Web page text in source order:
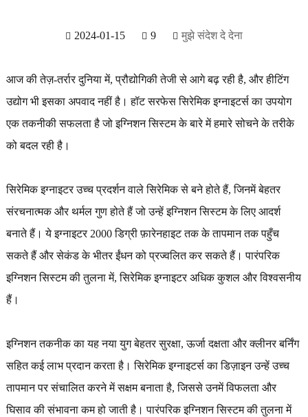
2024-01-15 9 मुझे संदेश दे देना
आज की तेज़-तर्रार दुनिया में, प्रौद्योगिकी तेजी से आगे बढ़ रही है, और हीटिंग
उद्योग भी इसका अपवाद नहीं है। हॉट सरफेस सिरेमिक इग्नाइटर्स का उपयोग
एक तकनीकी सफलता है जो इग्निशन सिस्टम के बारे में हमारे सोचने के तरीके
को बदल रही है।
सिरेमिक इग्नाइटर उच्च प्रदर्शन वाले सिरेमिक से बने होते हैं, जिनमें बेहतर
संरचनात्मक और थर्मल गुण होते हैं जो उन्हें इग्निशन सिस्टम के लिए आदर्श
बनाते हैं। ये इग्नाइटर 2000 डिग्री फ़ारेनहाइट तक के तापमान तक पहुँच
सकते हैं और सेकंड के भीतर ईंधन को प्रज्वलित कर सकते हैं। पारंपरिक
इग्निशन सिस्टम की तुलना में, सिरेमिक इग्नाइटर अधिक कुशल और विश्वसनीय
हैं।
इग्निशन तकनीक का यह नया युग बेहतर सुरक्षा, ऊर्जा दक्षता और क्लीनर बर्निंग
सहित कई लाभ प्रदान करता है। सिरेमिक इग्नाइटर्स का डिज़ाइन उन्हें उच्च
तापमान पर संचालित करने में सक्षम बनाता है, जिससे उनमें विफलता और
घिसाव की संभावना कम हो जाती है। पारंपरिक इग्निशन सिस्टम की तुलना में